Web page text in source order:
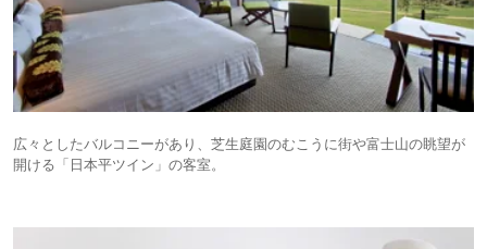
広々としたバルコニーがあり、芝生庭園のむこうに街や富士山の眺望が
開ける「日本平ツイン」の客室。